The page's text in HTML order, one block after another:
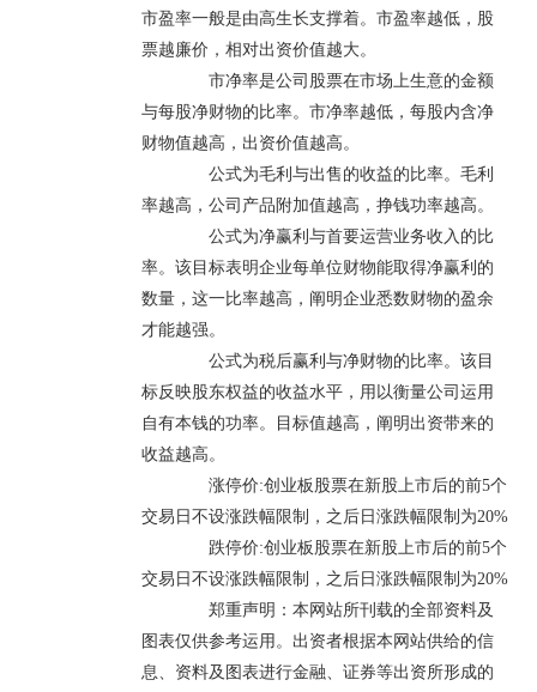
市盈率一般是由高生长支撑着。市盈率越低，股
票越廉价，相对出资价值越大。
市净率是公司股票在市场上生意的金额
与每股净财物的比率。市净率越低，每股内含净
财物值越高，出资价值越高。
公式为毛利与出售的收益的比率。毛利
率越高，公司产品附加值越高，挣钱功率越高。
公式为净赢利与首要运营业务收入的比
率。该目标表明企业每单位财物能取得净赢利的
数量，这一比率越高，阐明企业悉数财物的盈余
才能越强。
公式为税后赢利与净财物的比率。该目
标反映股东权益的收益水平，用以衡量公司运用
自有本钱的功率。目标值越高，阐明出资带来的
收益越高。
涨停价:创业板股票在新股上市后的前5个
交易日不设涨跌幅限制，之后日涨跌幅限制为20%
跌停价:创业板股票在新股上市后的前5个
交易日不设涨跌幅限制，之后日涨跌幅限制为20%
郑重声明：本网站所刊载的全部资料及
图表仅供参考运用。出资者根据本网站供给的信
息、资料及图表进行金融、证券等出资所形成的